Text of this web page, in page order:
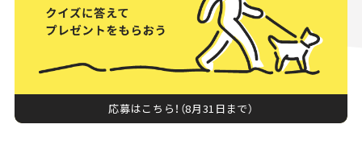
応募はこちら！（8月31日まで）